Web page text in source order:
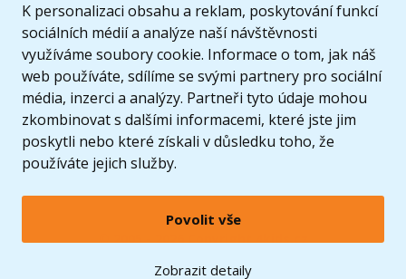
K personalizaci obsahu a reklam, poskytování funkcí
sociálních médií a analýze naší návštěvnosti
využíváme soubory cookie. Informace o tom, jak náš
web používáte, sdílíme se svými partnery pro sociální
média, inzerci a analýzy. Partneři tyto údaje mohou
zkombinovat s dalšími informacemi, které jste jim
poskytli nebo které získali v důsledku toho, že
používáte jejich služby.
Povolit vše
Zobrazit detaily
© 2005 - 2026 Copyright 4kids.cz
LEGO, logo LEGO a minifigurka jsou ochrannými známkami společnosti LEGO Group. ©